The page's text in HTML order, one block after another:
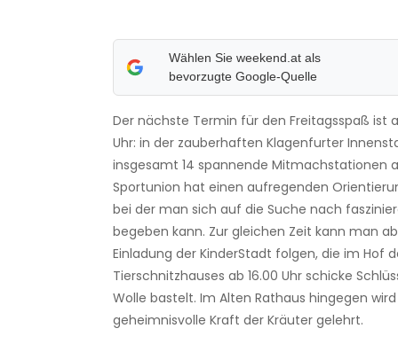
Wählen Sie weekend.at als
bevorzugte Google-Quelle
Der nächste Termin für den Freitagsspaß ist
Uhr: in der zauberhaften Klagenfurter
insgesamt 14 spannende Mitmachstationen
Sportunion hat einen aufregenden
bei der man sich auf die Suche nach
begeben kann. Zur gleichen Zeit kann man
Einladung der KinderStadt folgen, die im Hof
Tierschnitzhauses ab 16.00 Uhr schicke
Wolle bastelt. Im Alten Rathaus hingegen
geheimnisvolle Kraft der Kräuter gelehrt.